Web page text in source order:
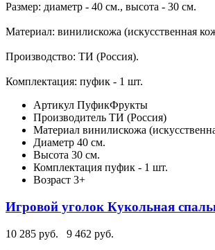
Размер: диаметр - 40 см., высота - 30 см.
Материал: винилискожа (искусственная
Производство: ТИ (Россия).
Комплектация: пуфик - 1 шт.
Артикул ПуфикФрукты
Производитель ТИ (Россия)
Материал винилискожа
Диаметр 40 см.
Высота 30 см.
Комплектация пуфик - 1 шт.
Возраст 3+
Игровой уголок Кукольная
10 285 руб.
9 462 руб.